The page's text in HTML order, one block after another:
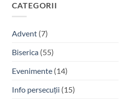
CATEGORII
Advent(7)
Biserica(55)
Evenimente(14)
Info persecuții (15)